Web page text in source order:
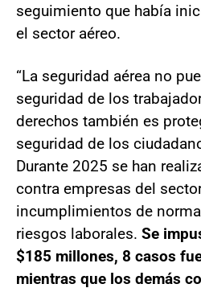
seguimiento que había
el sector aéreo.
“La seguridad aérea no
seguridad de los
derechos también es
seguridad de los
Durante 2025 se han
contra empresas del
incumplimientos de
riesgos laborales. Se
$185 millones, 8 casos
mientras que los demás